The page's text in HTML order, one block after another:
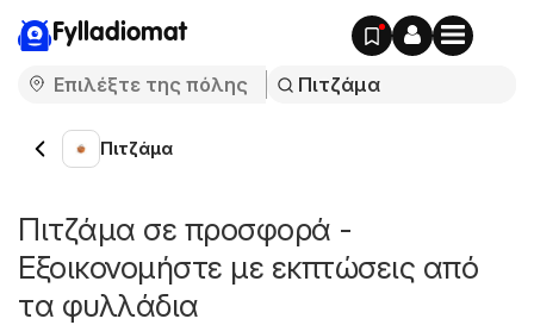
Fylladiomat
Πιτζάμα
Πιτζάμα σε προσφορά -
Εξοικονομήστε με εκπτώσεις από
τα φυλλάδια